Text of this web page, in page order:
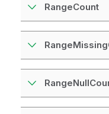
RangeCount